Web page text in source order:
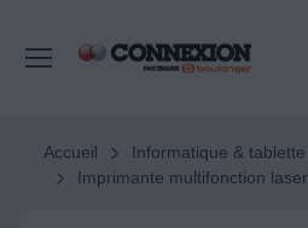
Accueil Informatique & tablette
Imprimante multifonction laser